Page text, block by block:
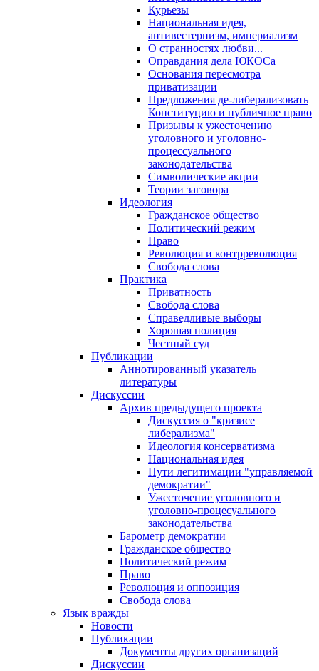
Курьезы
Национальная идея,
антивестернизм, империализм
О странностях любви...
Оправдания дела ЮКОСа
Основания пересмотра
приватизации
Предложения де-либерализовать
Конституцию и публичное право
Призывы к ужесточению
уголовного и уголовно-
процессуального
законодательства
Символические акции
Теории заговора
Идеология
Гражданское общество
Политический режим
Право
Революция и контрреволюция
Свобода слова
Практика
Приватность
Свобода слова
Справедливые выборы
Хорошая полиция
Честный суд
Публикации
Аннотированный указатель
литературы
Дискуссии
Архив предыдущего проекта
Дискуссия о "кризисе
либерализма"
Идеология консерватизма
Национальная идея
Пути легитимации "управляемой
демократии"
Ужесточение уголовного и
уголовно-процесуального
законодательства
Барометр демократии
Гражданское общество
Политический режим
Право
Революция и оппозиция
Свобода слова
Язык вражды
Новости
Публикации
Документы других организаций
Дискуссии